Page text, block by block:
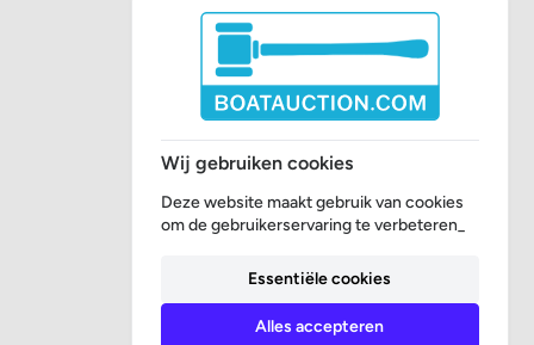
Wij gebruiken cookies
Deze website maakt gebruik van cookies
om de gebruikerservaring te verbeteren_
Essentiële cookies
Alles accepteren